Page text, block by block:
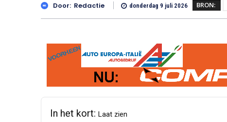
Door: Redactie donderdag 9 juli 2026 BRON:
In het kort: Laat zien